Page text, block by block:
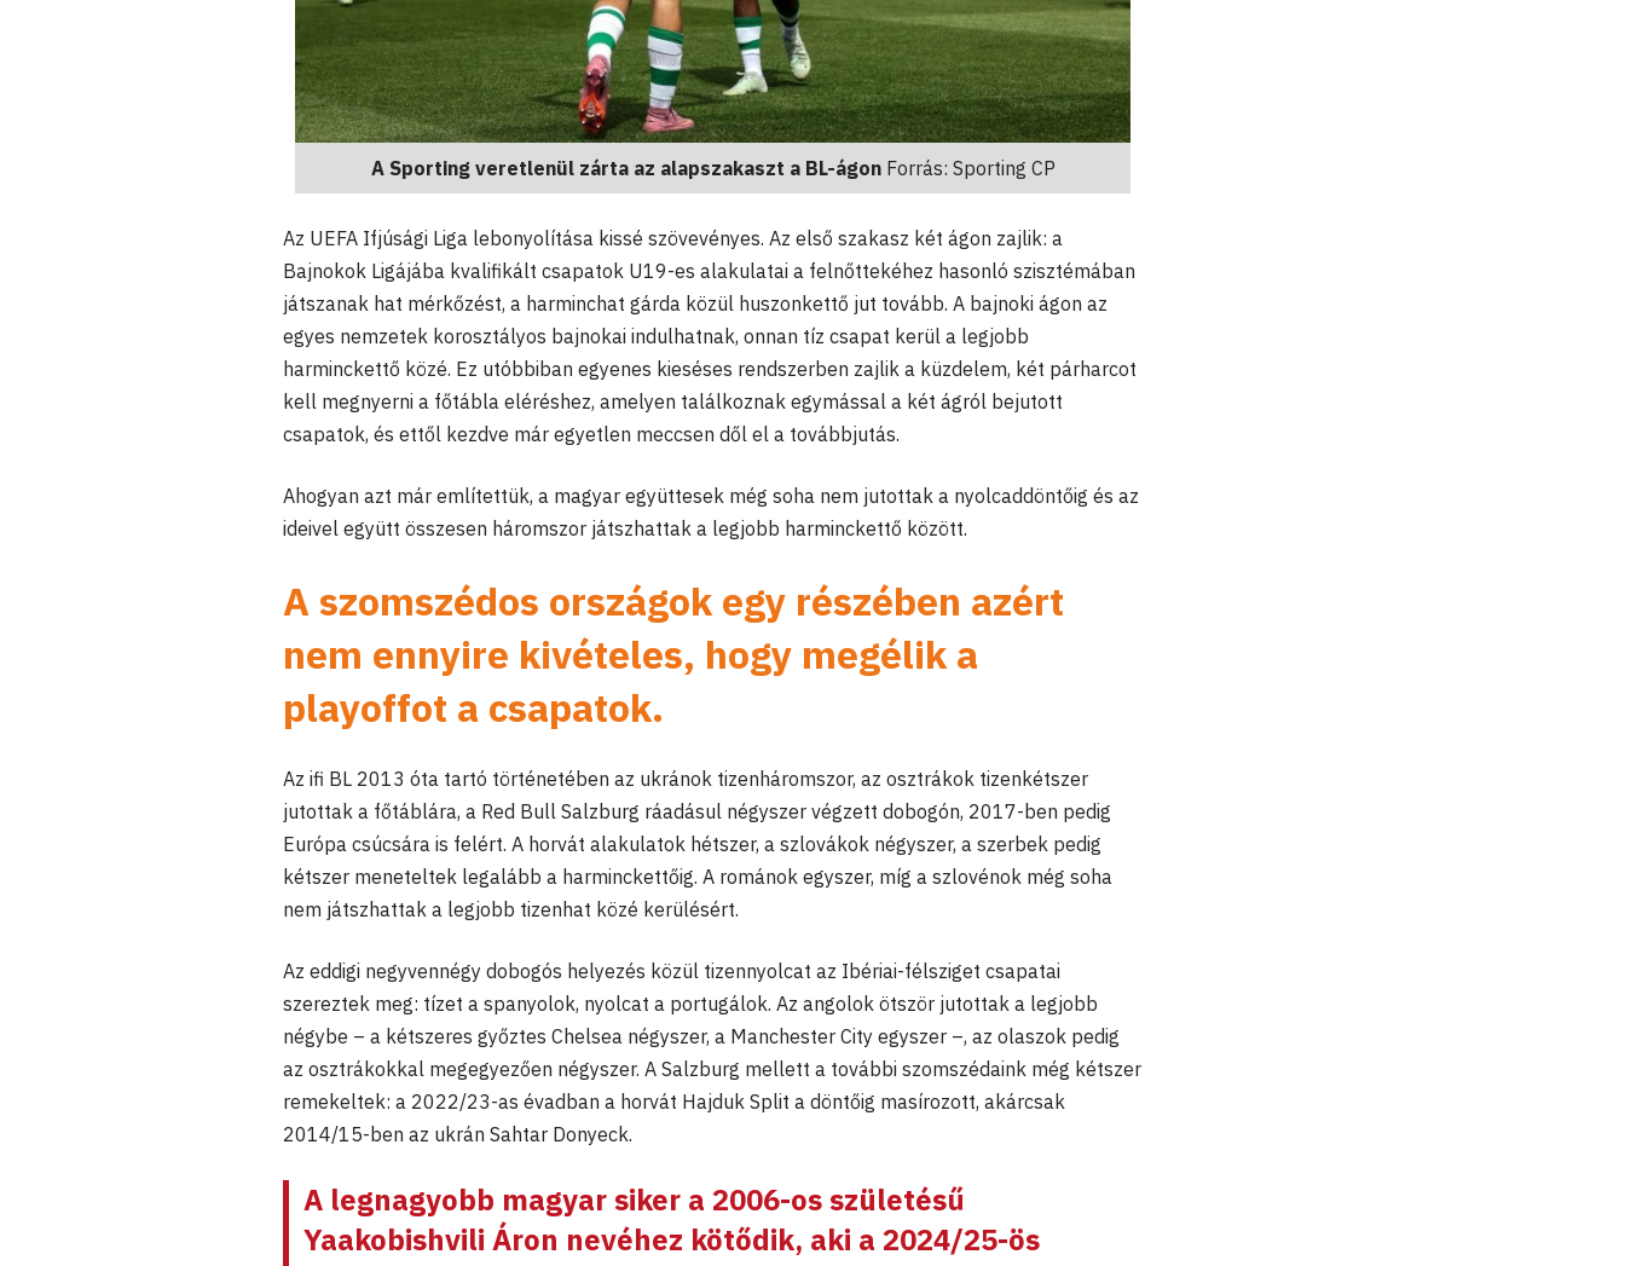
A Sporting veretlenül zárta az alapszakaszt a BL-ágonForrás: Sporting CP
Az UEFA Ifjúsági Liga lebonyolítása kissé szövevényes. Az első szakasz két ágon zajlik: a
Bajnokok Ligájába kvalifikált csapatok U19-es alakulatai a felnőttekéhez hasonló szisztémában
játszanak hat mérkőzést, a harminchat gárda közül huszonkettő jut tovább. A bajnoki ágon az
egyes nemzetek korosztályos bajnokai indulhatnak, onnan tíz csapat kerül a legjobb
harminckettő közé. Ez utóbbiban egyenes kieséses rendszerben zajlik a küzdelem, két párharcot
kell megnyerni a főtábla eléréshez, amelyen találkoznak egymással a két ágról bejutott
csapatok, és ettől kezdve már egyetlen meccsen dől el a továbbjutás.
Ahogyan azt már említettük, a magyar együttesek még soha nem jutottak a nyolcaddöntőig és az
ideivel együtt összesen háromszor játszhattak a legjobb harminckettő között.
A szomszédos országok egy részében azért
nem ennyire kivételes, hogy megélik a
playoffot a csapatok.
Az ifi BL 2013 óta tartó történetében az ukránok tizenháromszor, az osztrákok tizenkétszer
jutottak a főtáblára, a Red Bull Salzburg ráadásul négyszer végzett dobogón, 2017-ben pedig
Európa csúcsára is felért. A horvát alakulatok hétszer, a szlovákok négyszer, a szerbek pedig
kétszer meneteltek legalább a harminckettőig. A románok egyszer, míg a szlovénok még soha
nem játszhattak a legjobb tizenhat közé kerülésért.
Az eddigi negyvennégy dobogós helyezés közül tizennyolcat az Ibériai-félsziget csapatai
szereztek meg: tízet a spanyolok, nyolcat a portugálok. Az angolok ötször jutottak a legjobb
négybe – a kétszeres győztes Chelsea négyszer, a Manchester City egyszer –, az olaszok pedig
az osztrákokkal megegyezően négyszer. A Salzburg mellett a további szomszédaink még kétszer
remekeltek: a 2022/23-as évadban a horvát Hajduk Split a döntőig masírozott, akárcsak
2014/15-ben az ukrán Sahtar Donyeck.
A legnagyobb magyar siker a 2006-os születésű
Yaakobishvili Áron nevéhez kötődik, aki a 2024/25-ös